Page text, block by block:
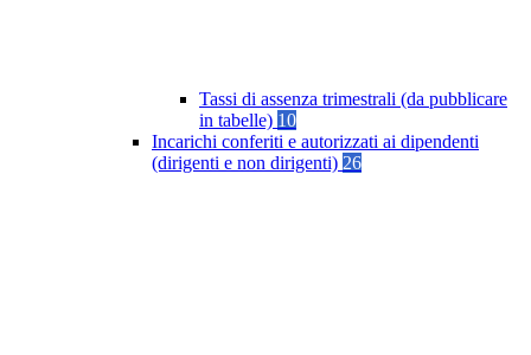
Tassi di assenza trimestrali (da pubblicare
in tabelle) 10
Incarichi conferiti e autorizzati ai dipendenti
(dirigenti e non dirigenti) 26